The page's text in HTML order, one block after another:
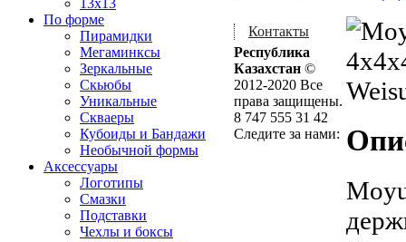
13x13
По форме
Пирамидки
Мегаминксы
Зеркальные
Скьюбы
Уникальные
Скваеры
Кубоиды и Бандажи
Необычной формы
Аксессуары
Логотипы
Смазки
Подставки
Чехлы и боксы
Контакты
Республика
Казахстан ©
2012-2020 Все
права защищены.
8 747 555 31 42
Следите за нами: